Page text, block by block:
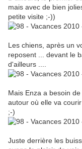
mais avec de bien
petite visite ;-))
Les chiens, après un
reposent ... devant le
d'ailleurs ....
Mais Enza a besoin
autour où elle va
;-)
Juste derrière les